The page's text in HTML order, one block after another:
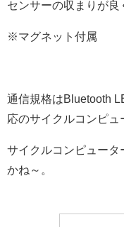
センサーの収まりが良
※マグネット付属
通信規格はBluetooth
応のサイクルコンピュ
サイクルコンピュータ
かね～。